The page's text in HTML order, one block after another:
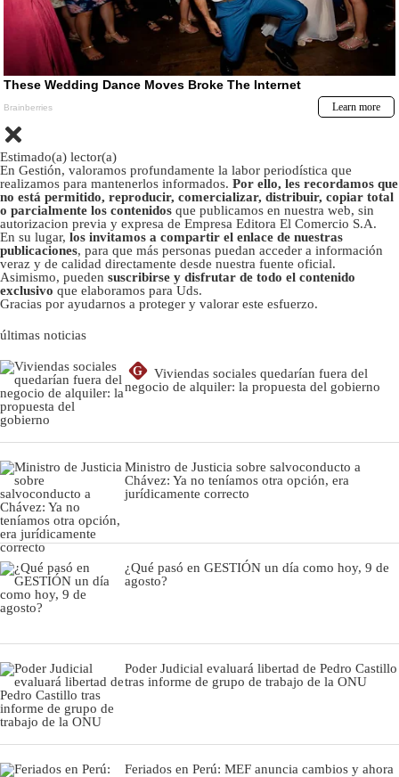
Estimado(a) lector(a)
En Gestión, valoramos profundamente la labor periodística que
realizamos para mantenerlos informados. Por ello, les recordamos que
no está permitido, reproducir, comercializar, distribuir, copiar total
o parcialmente los contenidos que publicamos en nuestra web, sin
autorizacion previa y expresa de Empresa Editora El Comercio S.A.
En su lugar, los invitamos a compartir el enlace de nuestras
publicaciones, para que más personas puedan acceder a información
veraz y de calidad directamente desde nuestra fuente oficial.
Asimismo, pueden suscribirse y disfrutar de todo el contenido
exclusivo que elaboramos para Uds.
Gracias por ayudarnos a proteger y valorar este esfuerzo.
últimas noticias
G
Viviendas sociales quedarían fuera del
negocio de alquiler: la propuesta del gobierno
Ministro de Justicia sobre salvoconducto a
Chávez: Ya no teníamos otra opción, era
jurídicamente correcto
¿Qué pasó en GESTIÓN un día como hoy, 9 de
agosto?
Poder Judicial evaluará libertad de Pedro Castillo
tras informe de grupo de trabajo de la ONU
Feriados en Perú: MEF anuncia cambios y ahora